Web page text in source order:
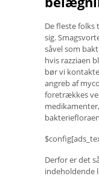
De fleste
sig.
såvel som
hvis razziaen
bør vi
angreb af
foretrækkes
Derfor er det
indeholdende